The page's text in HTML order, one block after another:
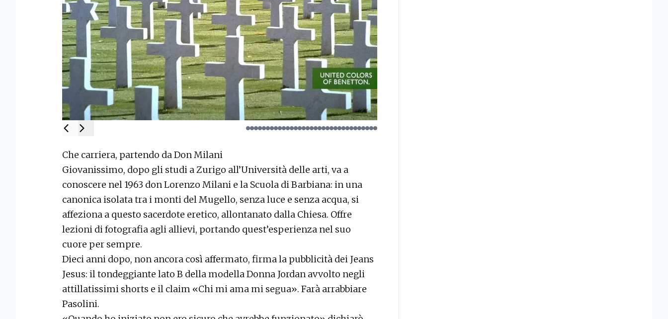
Che carriera, partendo da Don Milani
Giovanissimo, dopo gli studi a Zurigo all’Università delle arti, va a
conoscere nel 1963 don Lorenzo Milani e la Scuola di Barbiana: in una
canonica isolata tra i monti del Mugello, senza luce e senza acqua, si
affeziona a questo sacerdote eretico, allontanato dalla Chiesa. Offre
lezioni di fotografia agli allievi, portando quest’esperienza nel suo
cuore per sempre.
Dieci anni dopo, non ancora così affermato, firma la pubblicità dei Jeans
Jesus: il tondeggiante lato B della modella Donna Jordan avvolto negli
attillatissimi shorts e il claim «Chi mi ama mi segua». Farà arrabbiare
Pasolini.